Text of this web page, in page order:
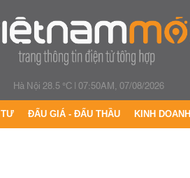
Hà Nội 28.5 °C|07:50AM, 07/08/2026
ĐẤU GIÁ - ĐẤU THẦU KINH DOANH